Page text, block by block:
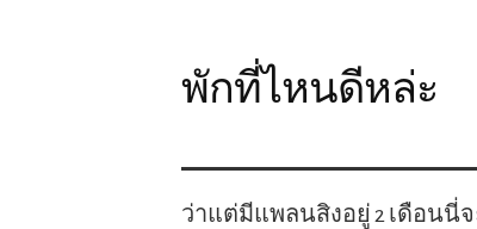
พักที่ไหนดีหล่ะ
ว่าแต่มีแพลนสิงอยู่ 2 เดือนนี่จ